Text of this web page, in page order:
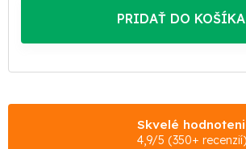
PRIDAŤ DO KOŠÍKA
Skvelé
4,9/5 (350+ recenzií)